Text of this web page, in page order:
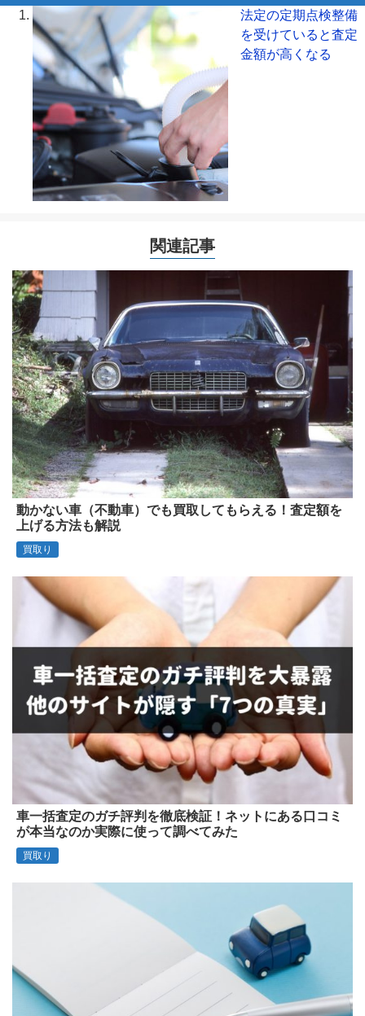
法定の定期点検整備
を受けていると査定
金額が高くなる
関連記事
動かない車（不動車）でも買取してもらえる！査定額を
上げる方法も解説
買取り
車一括査定のガチ評判を徹底検証！ネットにある口コミ
が本当なのか実際に使って調べてみた
買取り